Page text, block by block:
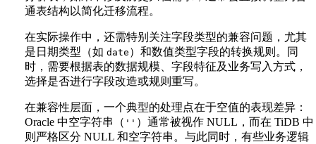
通表结构以简化迁移流程。
在实际操作中，还需特别关注字段类型的兼容问题，尤其
是日期类型（如 date ）和数值类型字段的转换规则。同
时，需要根据表的数据规模、字段特征及业务写入方式，
选择是否进行字段改造或规则重写。
在兼容性层面，一个典型的处理点在于空值的表现差异：
Oracle 中空字符串（ '' ）通常被视作 NULL，而在 TiDB 中
则严格区分 NULL 和空字符串。与此同时，有些业务逻辑